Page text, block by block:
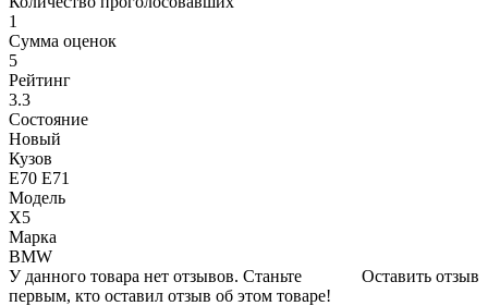
1
Сумма оценок
5
Рейтинг
3.3
Состояние
Новый
Кузов
E70 E71
Модель
X5
Марка
BMW
Оставить отзыв
У данного товара нет отзывов. Станьте
первым, кто оставил отзыв об этом товаре!